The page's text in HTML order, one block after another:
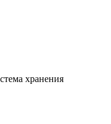
хранения